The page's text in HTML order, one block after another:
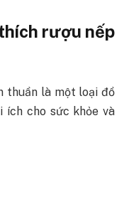
rượu nếp
thuần là một loại đồ
ích cho sức khỏe và